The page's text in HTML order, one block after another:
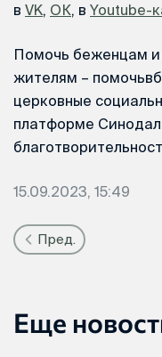
в VK, ОК, в Youtube-
Помочь беженцам
жителям –
церковные
платформе
15.09.2023, 15:49
Пред.
Еще